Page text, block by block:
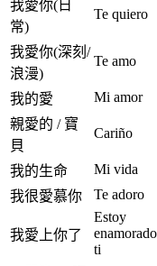
我愛你(日
常)
Te quiero
我愛你(深刻/
浪漫)
Te amo
我的愛 Mi amor
親愛的 / 寶
貝
Cariño
我的生命 Mi vida
我很愛慕你
Te adoro
我愛上你了
Estoy
ti